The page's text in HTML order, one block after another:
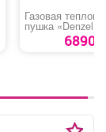
Газовая
пушка «Denzel
10» 6890